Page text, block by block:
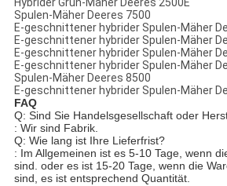
Hybrider Grün-Mäher Deeres 2500E
Spulen-Mäher Deeres 7500
E-geschnittener hybrider Spulen-Mäher
E-geschnittener hybrider Spulen-Mäher
E-geschnittener hybrider Spulen-Mäher
E-geschnittener hybrider Spulen-Mäher
Spulen-Mäher Deeres 8500
E-geschnittener hybrider Spulen-Mäher
FAQ
Q: Sind Sie Handelsgesellschaft oder
: Wir sind Fabrik.
Q: Wie lang ist Ihre Lieferfrist?
: Im Allgemeinen ist es 5-10 Tage, wenn
sind. oder es ist 15-20 Tage, wenn die
sind, es ist entsprechend Quantität.